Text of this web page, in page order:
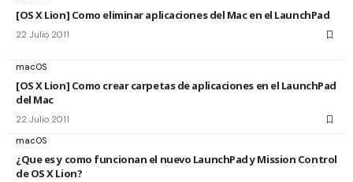
[OS X Lion] Como eliminar aplicaciones del Mac en el LaunchPad
22 Julio 2011
macOS
[OS X Lion] Como crear carpetas de aplicaciones en el LaunchPad
del Mac
22 Julio 2011
macOS
¿Que es y como funcionan el nuevo LaunchPad y Mission Control
de OS X Lion?